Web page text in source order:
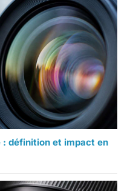
définition et impact en